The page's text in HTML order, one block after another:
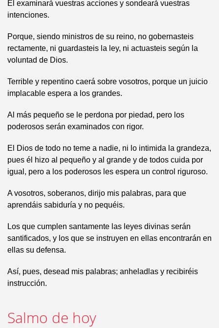
Él examinará vuestras acciones y sondeará vuestras
intenciones.
Porque, siendo ministros de su reino, no gobernasteis
rectamente, ni guardasteis la ley, ni actuasteis según la
voluntad de Dios.
Terrible y repentino caerá sobre vosotros, porque un juicio
implacable espera a los grandes.
Al más pequeño se le perdona por piedad, pero los
poderosos serán examinados con rigor.
El Dios de todo no teme a nadie, ni lo intimida la grandeza,
pues él hizo al pequeño y al grande y de todos cuida por
igual, pero a los poderosos les espera un control riguroso.
A vosotros, soberanos, dirijo mis palabras, para que
aprendáis sabiduría y no pequéis.
Los que cumplen santamente las leyes divinas serán
santificados, y los que se instruyen en ellas encontrarán en
ellas su defensa.
Así, pues, desead mis palabras; anheladlas y recibiréis
instrucción.
Salmo de hoy